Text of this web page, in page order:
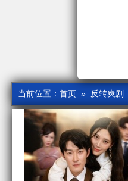
当前位置： 首页 » 反转爽剧